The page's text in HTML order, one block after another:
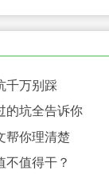
千万别踩
的坑全告诉你
帮你理清楚
不值得干？